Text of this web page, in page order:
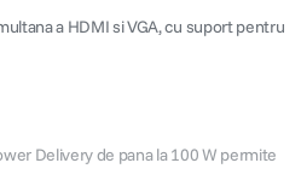
a HDMI si VGA, cu suport pentru
Delivery de pana la 100 W permite